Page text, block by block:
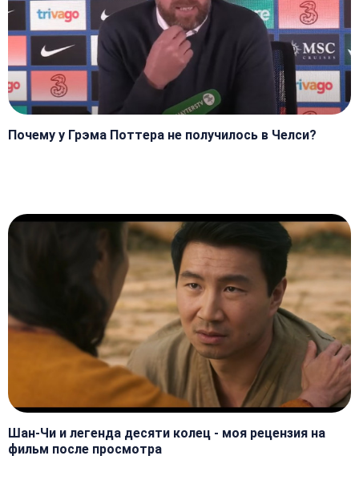
Почему у Грэма Поттера не получилось в Челси?
Шан-Чи и легенда десяти колец - моя рецензия на
фильм после просмотра